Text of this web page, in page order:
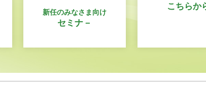
新任のみなさま向け
セミナ－
こちらか